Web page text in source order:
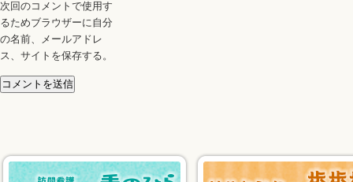
次回のコメントで使用す
るためブラウザーに自分
の名前、メールアドレ
ス、サイトを保存する。